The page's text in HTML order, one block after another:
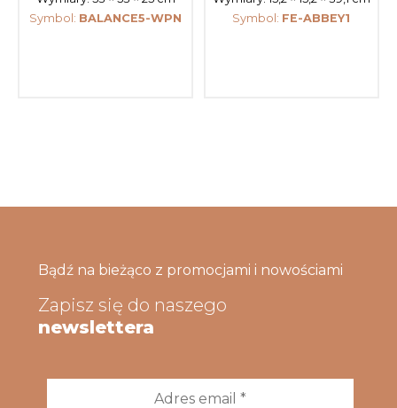
Symbol: BALANCE5-WPN
Symbol: FE-ABBEY1
Bądź na bieżąco z promocjami i nowościami
Zapisz się do naszego
newslettera